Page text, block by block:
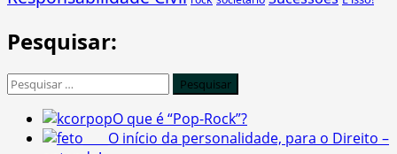
Pesquisar:
Pesquisar
O que é “Pop-Rock”?
O início da personalidade, para o Direito –